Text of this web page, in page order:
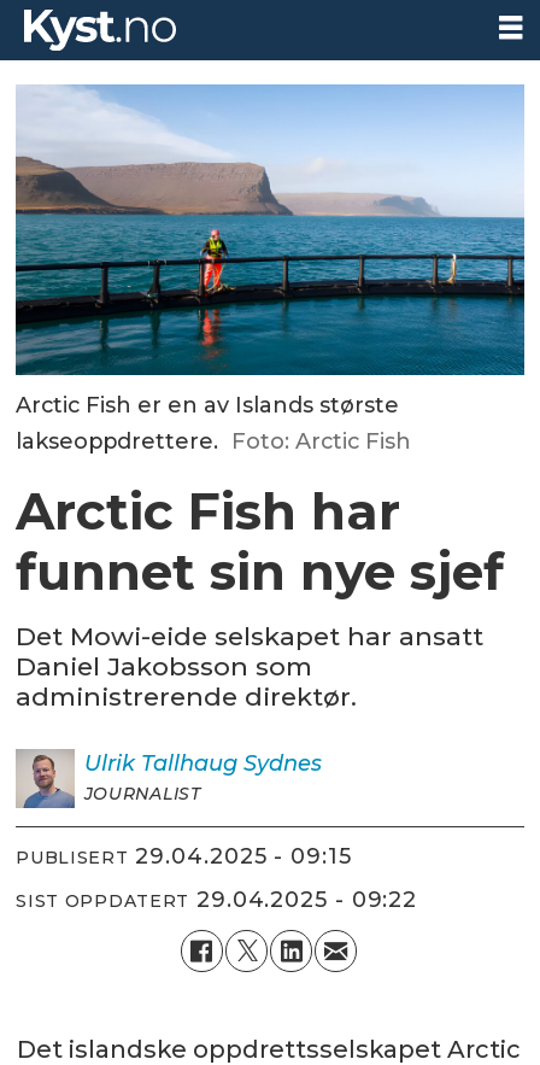
Arctic Fish er en av Islands største
lakseoppdrettere. Foto: Arctic Fish
Arctic Fish har
funnet sin nye sjef
Det Mowi-eide selskapet har ansatt
Daniel Jakobsson som
administrerende direktør.
Ulrik Tallhaug Sydnes
JOURNALIST
PUBLISERT 29.04.2025 - 09:15
SIST OPPDATERT 29.04.2025 - 09:22
Det islandske oppdrettsselskapet Arctic